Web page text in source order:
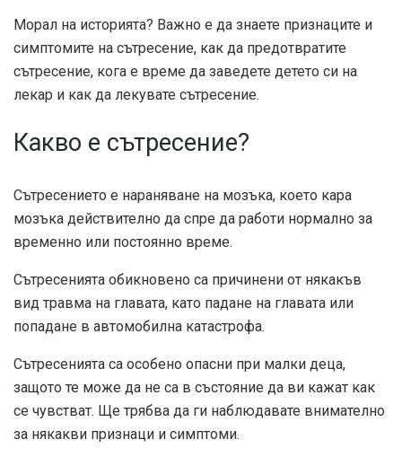
Морал на историята? Важно е да знаете признаците и
симптомите на сътресение, как да предотвратите
сътресение, кога е време да заведете детето си на
лекар и как да лекувате сътресение.
Какво е сътресение?
Сътресението е нараняване на мозъка, което кара
мозъка действително да спре да работи нормално за
временно или постоянно време.
Сътресенията обикновено са причинени от някакъв
вид травма на главата, като падане на главата или
попадане в автомобилна катастрофа.
Сътресенията са особено опасни при малки деца,
защото те може да не са в състояние да ви кажат как
се чувстват. Ще трябва да ги наблюдавате внимателно
за някакви признаци и симптоми.